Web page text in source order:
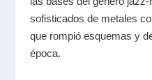
sofisticados de metales
que rompió esquemas y
época.